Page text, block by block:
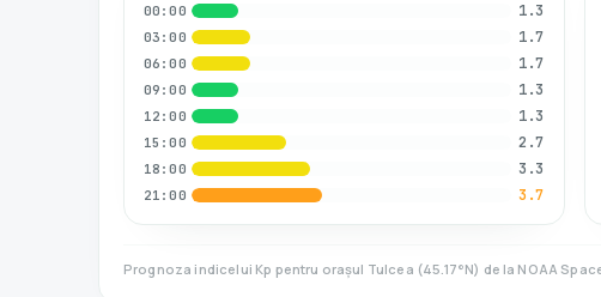
00:00 1.3
03:00 1.7
06:00 1.7
09:00 1.3
12:00 1.3
15:00 2.7
18:00 3.3
21:00 3.7
Prognoza indicelui Kp pentru orașul Tulcea (45.17°N) de la NOAA